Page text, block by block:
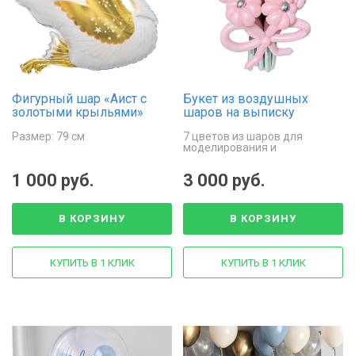
Фигурный шар «Аист с
золотыми крыльями»
Размер: 79 см
1 000 руб.
В КОРЗИНУ
КУПИТЬ В 1 КЛИК
Букет из воздушных
шаров на выписку
7 цветов из шаров для
моделирования и
3 000 руб.
В КОРЗИНУ
КУПИТЬ В 1 КЛИК